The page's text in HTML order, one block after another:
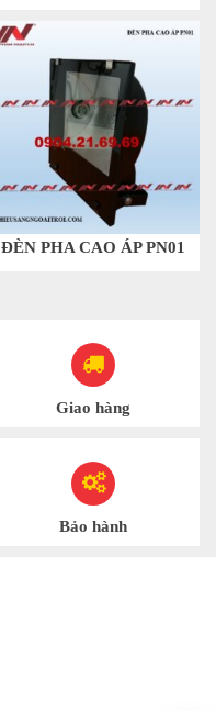
ĐÈN PHA CAO ÁP PN01
Giao hàng
Bảo hành